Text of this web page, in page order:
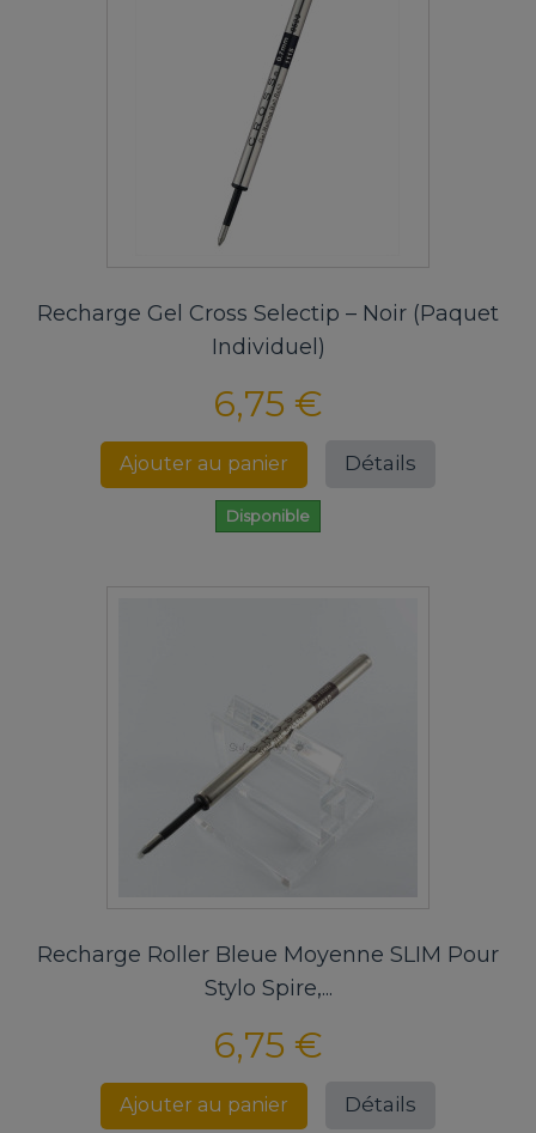
Recharge Gel Cross Selectip – Noir (Paquet
Individuel)
6,75 €
Ajouter au panier Détails
Disponible
Recharge Roller Bleue Moyenne SLIM Pour
Stylo Spire,...
6,75 €
Ajouter au panier Détails